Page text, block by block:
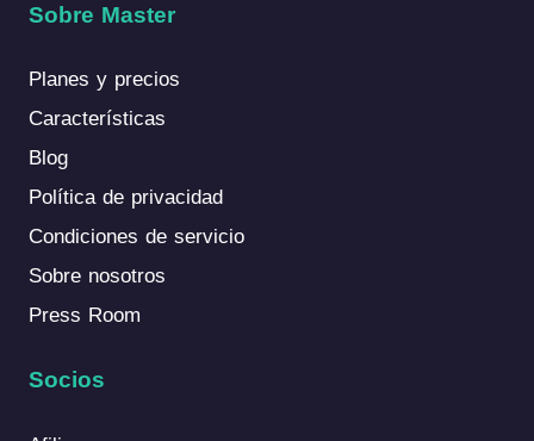
Sobre Master
Planes y precios
Características
Blog
Política de privacidad
Condiciones de servicio
Sobre nosotros
Press Room
Socios